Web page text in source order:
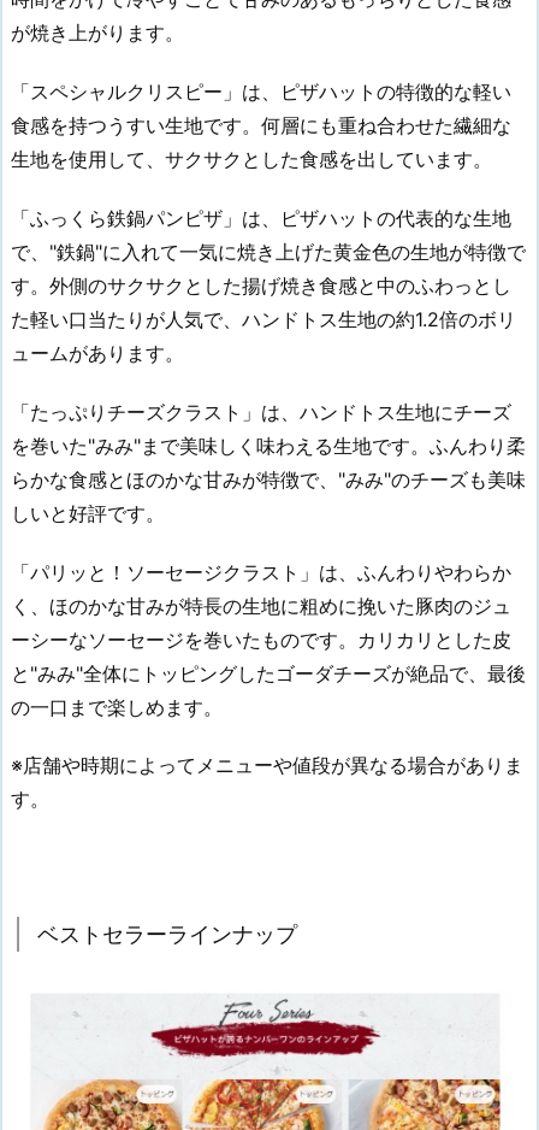
が焼き上がります。
「スペシャルクリスピー」は、ピザハットの特徴的な軽い
食感を持つうすい生地です。何層にも重ね合わせた繊細な
生地を使用して、サクサクとした食感を出しています。
「ふっくら鉄鍋パンピザ」は、ピザハットの代表的な生地
で、"鉄鍋"に入れて一気に焼き上げた黄金色の生地が特徴で
す。外側のサクサクとした揚げ焼き食感と中のふわっとし
た軽い口当たりが人気で、ハンドトス生地の約1.2倍のボリ
ュームがあります。
「たっぷりチーズクラスト」は、ハンドトス生地にチーズ
を巻いた"みみ"まで美味しく味わえる生地です。ふんわり柔
らかな食感とほのかな甘みが特徴で、"みみ"のチーズも美味
しいと好評です。
「パリッと！ソーセージクラスト」は、ふんわりやわらか
く、ほのかな甘みが特長の生地に粗めに挽いた豚肉のジュ
ーシーなソーセージを巻いたものです。カリカリとした皮
と"みみ"全体にトッピングしたゴーダチーズが絶品で、最後
の一口まで楽しめます。
※店舗や時期によってメニューや値段が異なる場合がありま
す。
ベストセラーラインナップ